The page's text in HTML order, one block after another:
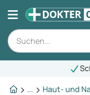
...
Haut- und